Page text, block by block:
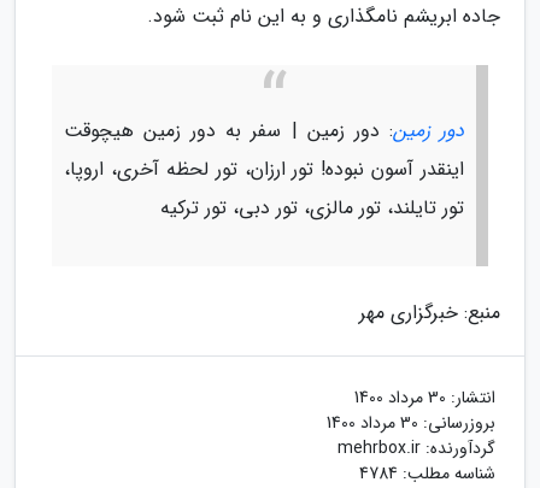
جاده ابریشم نامگذاری و به این نام ثبت شود.
دور زمین: دور زمین | سفر به دور زمین هیچوقت
اینقدر آسون نبوده! تور ارزان، تور لحظه آخری، اروپا،
تور تایلند، تور مالزی، تور دبی، تور ترکیه
منبع: خبرگزاری مهر
انتشار: 30 مرداد 1400
بروزرسانی: 30 مرداد 1400
گردآورنده: mehrbox.ir
شناسه مطلب: 4784